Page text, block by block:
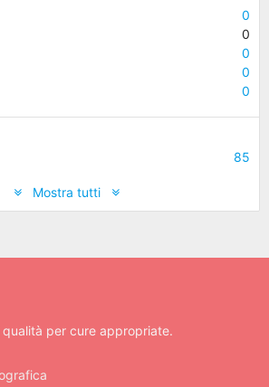
0
0
0
0
0
85
Mostra tutti
per cure appropriate.